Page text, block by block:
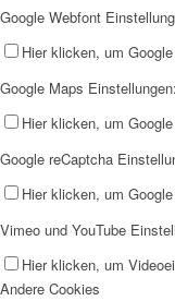
Google Webfont
Hier klicken, um
Google Maps Einstellungen:
Hier klicken, um
Google reCaptcha
Hier klicken, um
Vimeo und YouTube
Hier klicken, um
Andere Cookies